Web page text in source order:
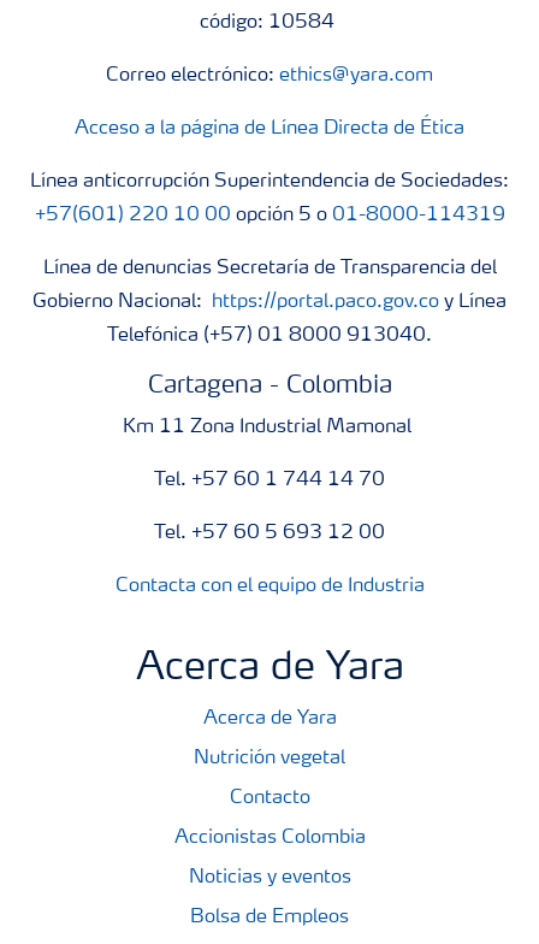
código: 10584
Correo electrónico: ethics@yara.com
Acceso a la página de Línea Directa de Ética
Línea anticorrupción Superintendencia de Sociedades:
+57(601) 220 10 00 opción 5 o 01-8000-114319
Línea de denuncias Secretaría de Transparencia del
Gobierno Nacional:
https://portal.paco.gov.co y Línea
Telefónica (+57) 01 8000 913040.
Cartagena - Colombia
Km 11 Zona Industrial Mamonal
Tel. +57 60 1 744 14 70
Tel. +57 60 5 693 12 00
Contacta con el equipo de Industria
Acerca de Yara
Acerca de Yara
Nutrición vegetal
Contacto
Accionistas Colombia
Noticias y eventos
Bolsa de Empleos